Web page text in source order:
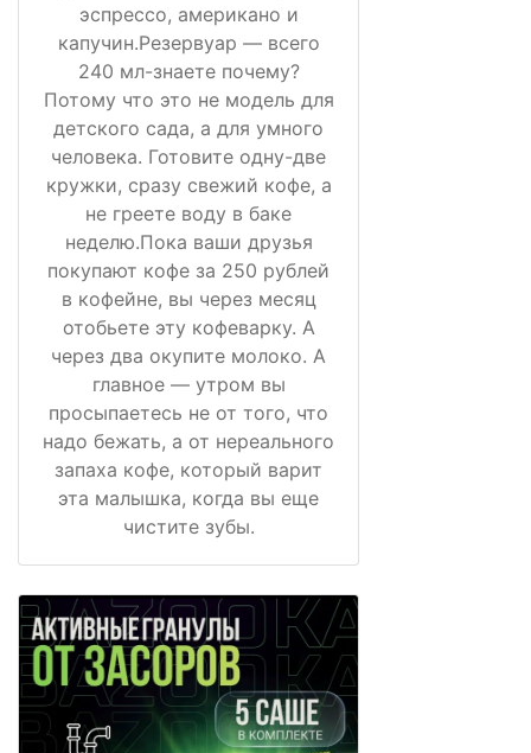
эспрессо, американо и
капучин.Резервуар — всего
240 мл-знаете почему?
Потому что это не модель для
детского сада, а для умного
человека. Готовите одну-две
кружки, сразу свежий кофе, а
не греете воду в баке
неделю.Пока ваши друзья
покупают кофе за 250 рублей
в кофейне, вы через месяц
отобьете эту кофеварку. А
через два окупите молоко. А
главное — утром вы
просыпаетесь не от того, что
надо бежать, а от нереального
запаха кофе, который варит
эта малышка, когда вы еще
чистите зубы.